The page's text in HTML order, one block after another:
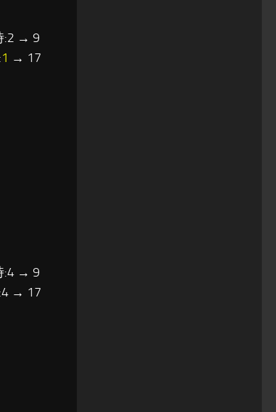
:2 → 9
1 → 17
:4 → 9
→ 17